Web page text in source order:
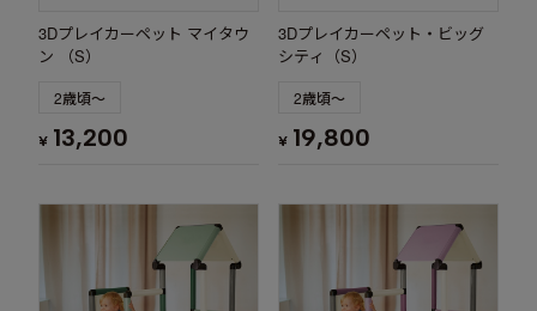
3Dプレイカーペット マイタウ
ン （S）
2歳頃～
¥ 13,200
3Dプレイカーペット・ビッグ
シティ（S）
2歳頃～
¥ 19,800